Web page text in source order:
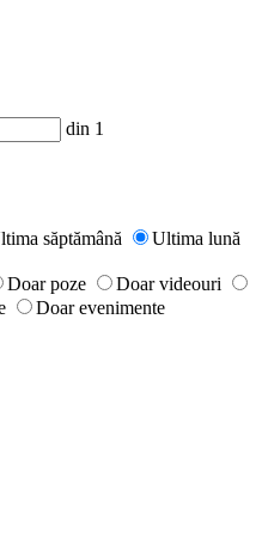
din 1
săptămână
Ultima lună
Doar poze
Doar videouri
Doar evenimente